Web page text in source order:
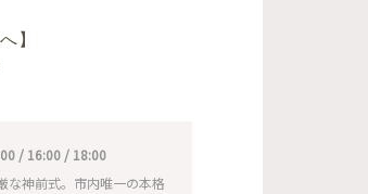
】
/ 16:00 / 18:00
な神前式。市内唯一の本格